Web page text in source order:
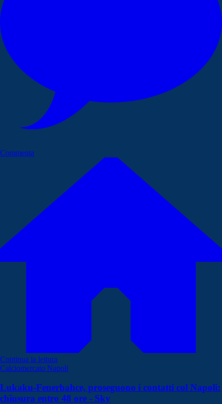
Commenta
Continua la lettura
Calciomercato Napoli
Lukaku-Fenerbahce, proseguono i contatti col Napoli:
chiusura entro 48 ore - Sky